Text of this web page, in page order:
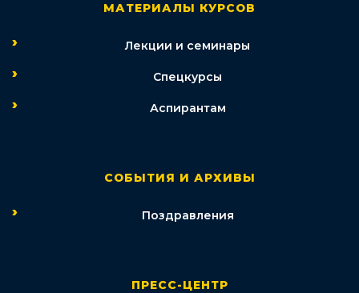
МАТЕРИАЛЫ КУРСОВ
Лекции и семинары
Спецкурсы
Аспирантам
СОБЫТИЯ И АРХИВЫ
Поздравления
ПРЕСС-ЦЕНТР